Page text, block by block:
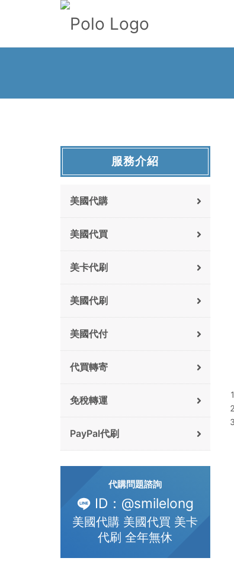
服務介紹
美國代購
美國代買
美卡代刷
美國代刷
美國代付
代買轉寄
免稅轉運
PayPal代刷
代購問題諮詢
ID：@smilelong
美國代購 美國代買 美卡
代刷 全年無休